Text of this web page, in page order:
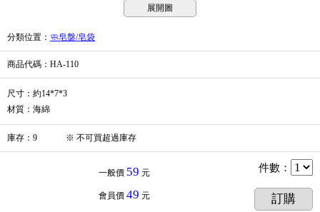
展開圖
分類位置 ： 🧼皂盤/皂袋
商品代碼 ：HA-110
尺寸：約14*7*3
材質：海綿
庫存 ： 9 ※ 不可買超過庫存
一般價 59 元
會員價 49 元
件數 ：
訂購